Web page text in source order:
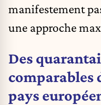
manifestement
une approche
Des
comparables
pays